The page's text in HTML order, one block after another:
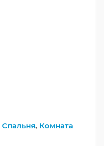
Спальня, Комната